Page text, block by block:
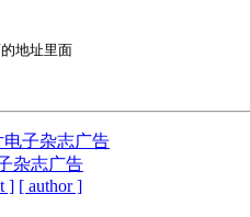
地址里面
电子杂志广告
杂志广告
] [ author ]